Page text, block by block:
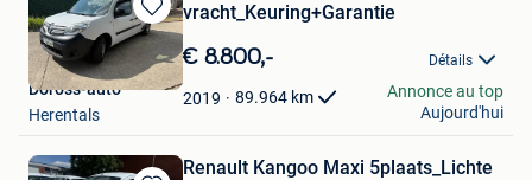
Sauvegarder
dans
Mes
Favoris
vracht_Keuring+Garantie
€ 8.800,- Détails
2019 89.964 km
Doross-auto
Herentals
Annonce au top
Aujourd'hui
Renault Kangoo Maxi 5plaats_Lichte